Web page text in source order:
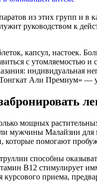
из этих групп и
руководством к
капсул, настоек.
с утомляемостью
индивидуальная
Али Премиум» —
мощных
мужчины Малайзии для
помогают
способны
В12 стимулирует
приема,